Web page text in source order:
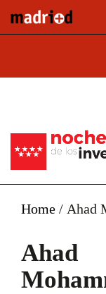
Home / Ahad
Ahad